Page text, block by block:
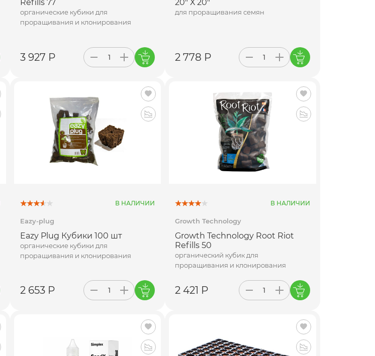
Refills 77
органические кубики для
проращивания и клонирования
3 927 Р
20" Х 20"
для проращивания семян
2 778 Р
В НАЛИЧИИ
Eazy-plug
Eazy Plug Кубики 100 шт
органические кубики для
проращивания и клонирования
2 653 Р
В НАЛИЧИИ
Growth Technology
Growth Technology Root Riot
Refills 50
органический кубик для
проращивания и клонирования
2 421 Р